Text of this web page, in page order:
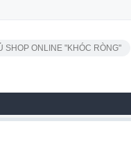
SHOP ONLINE "KHÓC RÒNG"